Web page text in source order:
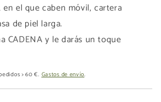
el que caben móvil, cartera
de piel larga.
CADENA y le darás un toque
> 60 €. Gastos de envío.